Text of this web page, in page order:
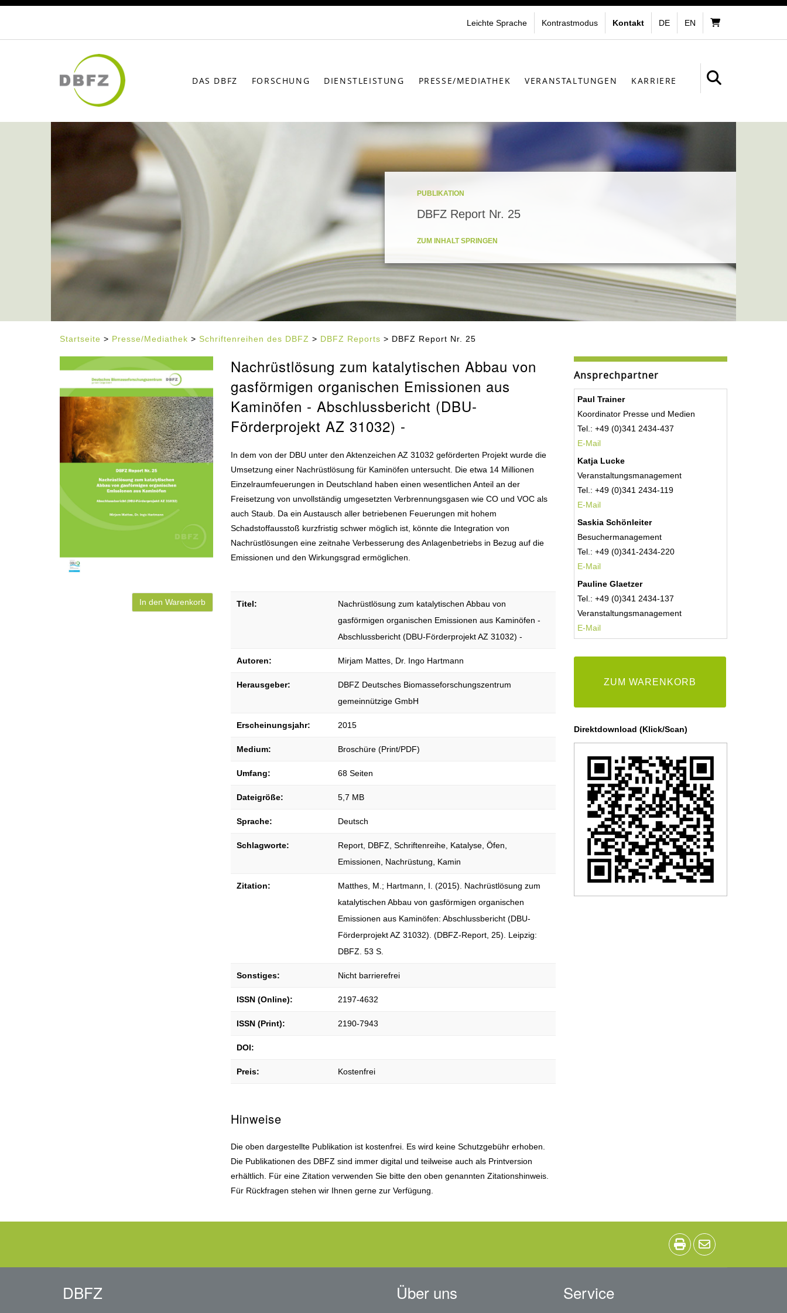
Leichte Sprache Kontrastmodus Kontakt DE EN
DAS DBFZ FORSCHUNG DIENSTLEISTUNG PRESSE/MEDIATHEK VERANSTALTUNGEN KARRIERE
PUBLIKATION
DBFZ Report Nr. 25
ZUM INHALT SPRINGEN
Startseite > Presse/Mediathek > Schriftenreihen des DBFZ > DBFZ Reports > DBFZ Report Nr. 25
In den Warenkorb
Nachrüstlösung zum katalytischen Abbau von
gasförmigen organischen Emissionen aus
Kaminöfen - Abschlussbericht (DBU-
Förderprojekt AZ 31032) -
In dem von der DBU unter den Aktenzeichen AZ 31032 geförderten Projekt wurde die
Umsetzung einer Nachrüstlösung für Kaminöfen untersucht. Die etwa 14 Millionen
Einzelraumfeuerungen in Deutschland haben einen wesentlichen Anteil an der
Freisetzung von unvollständig umgesetzten Verbrennungsgasen wie CO und VOC als
auch Staub. Da ein Austausch aller betriebenen Feuerungen mit hohem
Schadstoffausstoß kurzfristig schwer möglich ist, könnte die Integration von
Nachrüstlösungen eine zeitnahe Verbesserung des Anlagenbetriebs in Bezug auf die
Emissionen und den Wirkungsgrad ermöglichen.
Titel:
Nachrüstlösung zum katalytischen Abbau von
gasförmigen organischen Emissionen aus Kaminöfen -
Abschlussbericht (DBU-Förderprojekt AZ 31032) -
Autoren: Mirjam Mattes, Dr. Ingo Hartmann
Herausgeber:
DBFZ Deutsches Biomasseforschungszentrum
gemeinnützige GmbH
Erscheinungsjahr: 2015
Medium: Broschüre (Print/PDF)
Umfang: 68 Seiten
Dateigröße: 5,7 MB
Sprache: Deutsch
Schlagworte:
Report, DBFZ, Schriftenreihe, Katalyse, Öfen,
Emissionen, Nachrüstung, Kamin
Zitation:
Matthes, M.; Hartmann, I. (2015). Nachrüstlösung zum
katalytischen Abbau von gasförmigen organischen
Emissionen aus Kaminöfen: Abschlussbericht (DBU-
Förderprojekt AZ 31032). (DBFZ-Report, 25). Leipzig:
DBFZ. 53 S.
Sonstiges: Nicht barrierefrei
ISSN (Online): 2197-4632
ISSN (Print): 2190-7943
DOI:
Preis: Kostenfrei
Hinweise
Die oben dargestellte Publikation ist kostenfrei. Es wird keine Schutzgebühr erhoben.
Die Publikationen des DBFZ sind immer digital und teilweise auch als Printversion
erhältlich. Für eine Zitation verwenden Sie bitte den oben genannten Zitationshinweis.
Für Rückfragen stehen wir Ihnen gerne zur Verfügung.
Ansprechpartner
Paul Trainer
Koordinator Presse und Medien
Tel.: +49 (0)341 2434-437
E-Mail
Katja Lucke
Veranstaltungsmanagement
Tel.: +49 (0)341 2434-119
E-Mail
Saskia Schönleiter
Besuchermanagement
Tel.: +49 (0)341-2434-220
E-Mail
Pauline Glaetzer
Tel.: +49 (0)341 2434-137
Veranstaltungsmanagement
E-Mail
ZUM WARENKORB
Direktdownload (Klick/Scan)
DBFZ Über uns Service